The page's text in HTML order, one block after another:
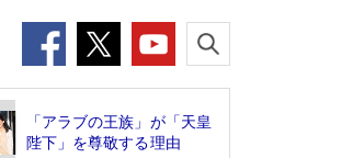
「アラブの王族」が「天皇
陛下」を尊敬する理由